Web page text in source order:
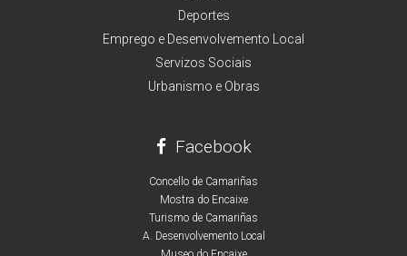
Deportes
Emprego e Desenvolvemento Local
Servizos Sociais
Urbanismo e Obras
Facebook
Concello de Camariñas
Mostra do Encaixe
Turismo de Camariñas
A. Desenvolvemento Local